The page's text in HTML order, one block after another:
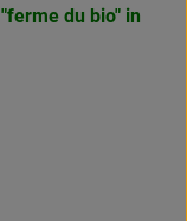
"ferme du bio" in